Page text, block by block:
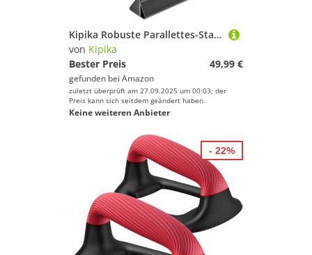
Kipika Robuste Parallettes-Stangen – rutschfeste Liegestützgriffe für Calisthenics, Handstand-Training, Dips – Heim-Fitnessstudio und Outdoor-Workout-Ausrüstung, 227 kg Kapazität
von Kipika
Bester Preis
49,99 €
gefunden bei Amazon
zuletzt überprüft am 27.09.2025 um 00:03; der
Preis kann sich seitdem geändert haben.
Keine weiteren Anbieter
- 22%